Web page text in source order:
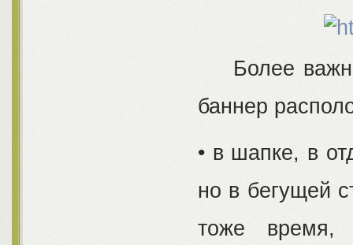
Более важно
баннер
• в шапке, в
но в бегущей
тоже время,